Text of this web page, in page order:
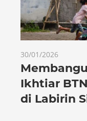
30/01/2026
Ikhtiar
di Labirin